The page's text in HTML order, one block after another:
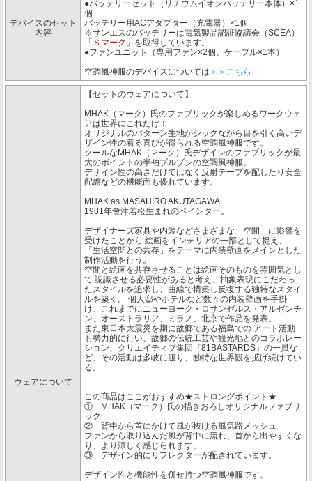
デバイスのセット
内容
●バッテリーセット（リチウムイオンバッテリー本体）×1
個
バッテリー用ACアダプター（充電器）×1個
※サンエスのバッテリーは電気製品認証協議会（SCEA）
「 Ｓマーク 」を取得しています。
●ファンユニット（専用ファン×2個、ケーブル×1本）
空調風神服のデバイスについては ＞＞こちら
ウェアについて
【セットのウェアについて】
MHAK（マーク）氏のファブリックが楽しめるワークウェ
アは世界にこれだけ！
オリジナルのパターン生地がシックながら目を引く高いデ
ザイン性の着る喜びが得られる空調風神服です。
クールなMHAK（マーク）氏デザインのファブリックが最
大のポイントの半袖ブルゾンの空調風神服。
デザイン性の高さだけではなく反射テープを配したり安全
配慮などの機能面も優れています。
MHAK as MASAHIRO AKUTAGAWA
1981年會津若松生まれのペインター。
デザイナーズ家具や内装などさまざまな「空間」に影響を
受けたことから 絵画をインテリアの一部として捉え、
「生活空間との共存」をテーマに内装壁画をメインとした
制作活動を行う。
空間と絵画を共存させることは絵画そのものを雰囲気とし
て 認識させる必要性があると考え、抽象表現にこだわっ
たスタイルを追求し、曲線で構築し反復する独特なスタイ
ルを築く。 個人邸やホテルなど数々の内装壁画を手掛
け、これまでにニューヨーク・ロサンゼルス・アルゼンチ
ン、オーストラリア、ミラノ、北京で作品を発表。
また東日本大震災を期に故郷である福島での アート活動
も勢力的に行い、故郷の伝統工芸や観光地とのコラボレー
ション、クリエイティブ集団『81BASTARDS』の一員な
ど、その活動は多岐に渡り、独特な世界観を拡げ続けてい
る。
この商品はここがおすすめ★ストロングポイント★
① MHAK（マーク）氏の描きおろしオリジナルファブリ
ック
② 背中から首にかけて風が抜ける風気路メッシュ
ファンから取り込んだ風が背中に流れ、首から出やすくな
り、より涼しく感じられます。
③ デザイン的にリフレクターが配されています。
デザイン性と機能性を併せ持つ空調風神服です。